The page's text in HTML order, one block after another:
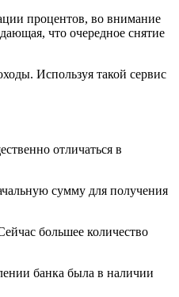
процентов, во внимание
что очередное снятие
Используя такой сервис
отличаться в
сумму для получения
большее количество
банка была в наличии